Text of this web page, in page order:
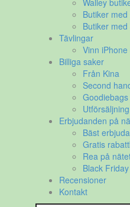
Walley
Butiker med
Butiker
Tävlingar
Vinn
Billiga saker
Från Kina
Second
Erbjudanden på
Bäst
Gratis
Rea på
Black
Recensioner
Kontakt